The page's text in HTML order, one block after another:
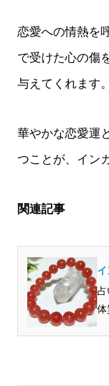
恋愛への情熱を
で受けた心の傷
与えてくれます。
華やかな恋愛運
つことが、イン
関連記事
当
占
体